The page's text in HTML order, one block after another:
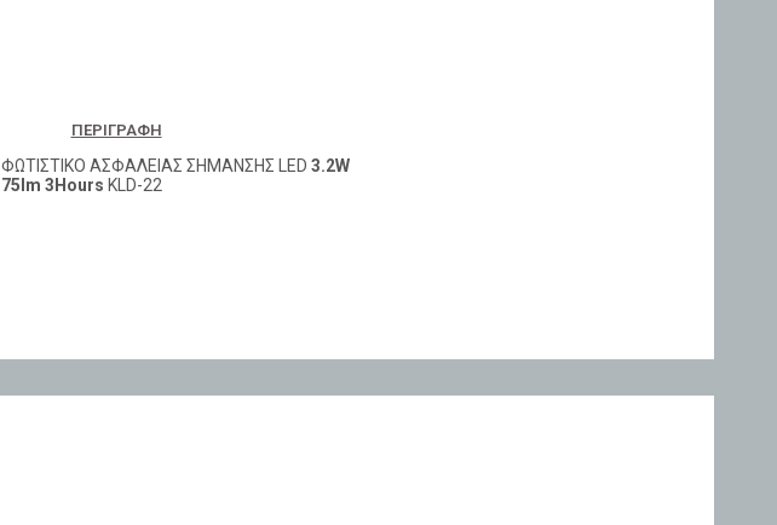
ΠΕΡΙΓΡΑΦΉ
ΦΩΤΙΣΤΙΚΟ ΑΣΦΑΛΕΙΑΣ ΣΗΜΑΝΣΗΣ LED 3.2W
75lm 3Hours KLD-22